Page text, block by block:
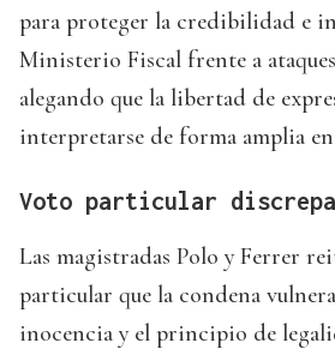
para proteger la credibilidad e
Ministerio Fiscal frente a
alegando que la libertad de
interpretarse de forma amplia
Voto particular
Las magistradas Polo y Ferrer
particular que la condena
inocencia y el principio de